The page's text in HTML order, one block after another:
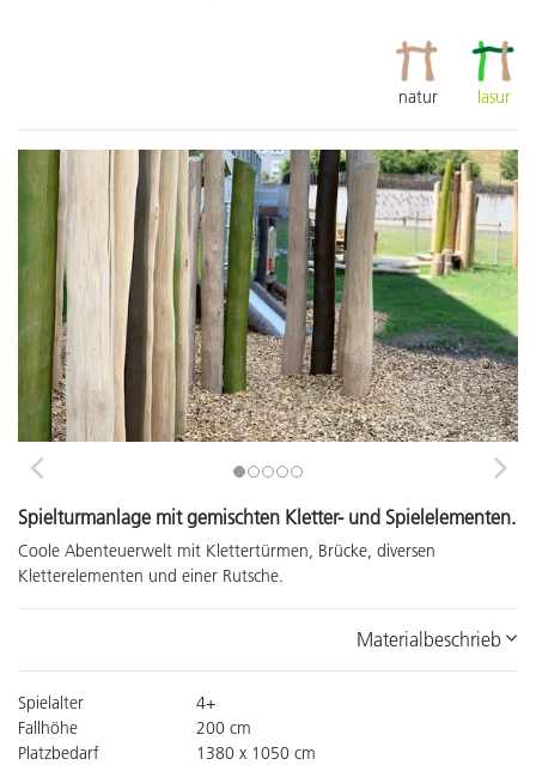
natur lasur
Previous Next
Spielturmanlage mit gemischten Kletter- und Spielelementen.
Coole Abenteuerwelt mit Klettertürmen, Brücke, diversen
Kletterelementen und einer Rutsche.
Materialbeschrieb
Spielalter
4+
Fallhöhe
200 cm
Platzbedarf
1380 x 1050 cm